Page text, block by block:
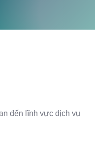
đến lĩnh vực dịch vụ